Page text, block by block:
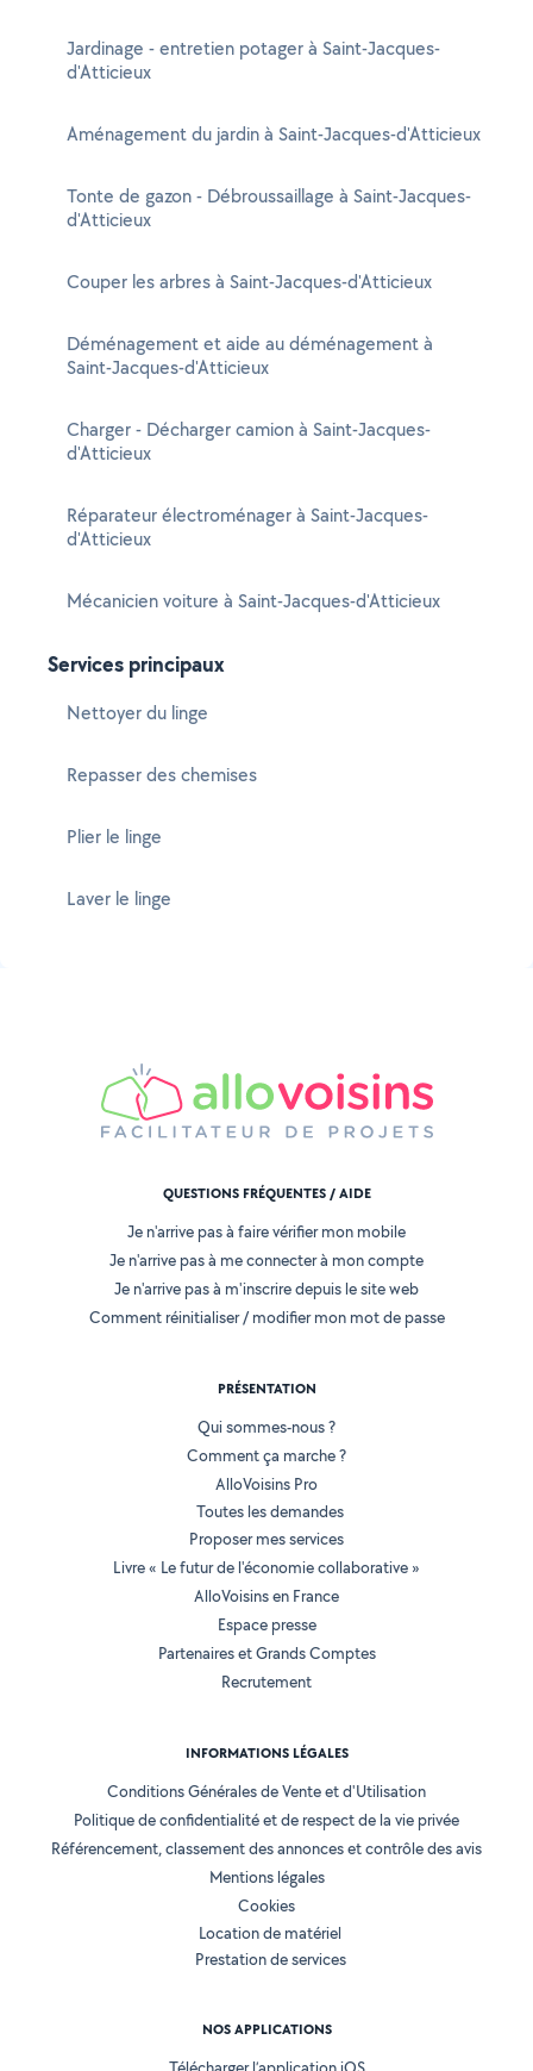
Jardinage - entretien potager à Saint-Jacques-
d'Atticieux
Aménagement du jardin à Saint-Jacques-d'Atticieux
Tonte de gazon - Débroussaillage à Saint-Jacques-
d'Atticieux
Couper les arbres à Saint-Jacques-d'Atticieux
Déménagement et aide au déménagement à
Saint-Jacques-d'Atticieux
Charger - Décharger camion à Saint-Jacques-
d'Atticieux
Réparateur électroménager à Saint-Jacques-
d'Atticieux
Mécanicien voiture à Saint-Jacques-d'Atticieux
Services principaux
Nettoyer du linge
Repasser des chemises
Plier le linge
Laver le linge
QUESTIONS FRÉQUENTES / AIDE
Je n'arrive pas à faire vérifier mon mobile
Je n'arrive pas à me connecter à mon compte
Je n'arrive pas à m'inscrire depuis le site web
Comment réinitialiser / modifier mon mot de passe
PRÉSENTATION
Qui sommes-nous ?
Comment ça marche ?
AlloVoisins Pro
Toutes les demandes
Proposer mes services
Livre « Le futur de l'économie collaborative »
AlloVoisins en France
Espace presse
Partenaires et Grands Comptes
Recrutement
INFORMATIONS LÉGALES
Conditions Générales de Vente et d'Utilisation
Politique de confidentialité et de respect de la vie privée
Référencement, classement des annonces et contrôle des avis
Mentions légales
Cookies
Location de matériel
Prestation de services
NOS APPLICATIONS